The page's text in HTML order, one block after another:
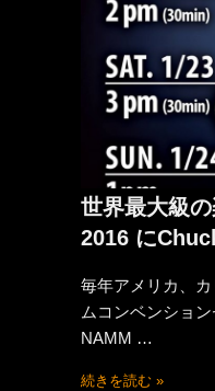
世界最大級
2016 に
毎年アメリカ、
ムコンベンショ
NAMM …
続きを読む »